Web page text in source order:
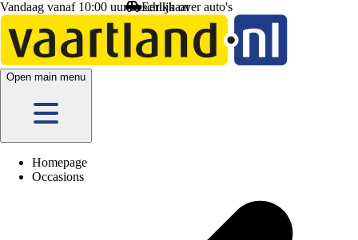
Vandaag vanaf 10:00 uur beschikbaar
Open main menu
Homepage
Occasions